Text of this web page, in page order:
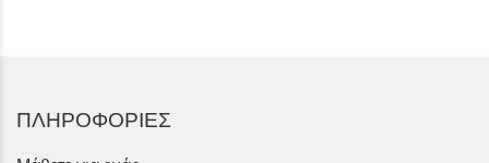
ΠΛΗΡΟΦΟΡΙΕΣ